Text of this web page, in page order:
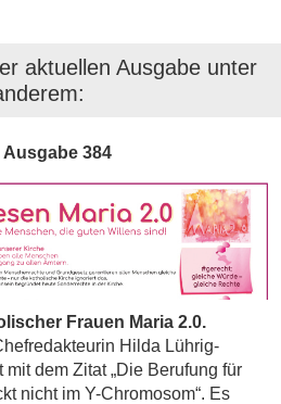
aktuellen Ausgabe unter
Ausgabe 384
Frauen Maria 2.0.
Hilda Lührig-
dem Zitat „Die Berufung für
nicht im Y-Chromosom“. Es